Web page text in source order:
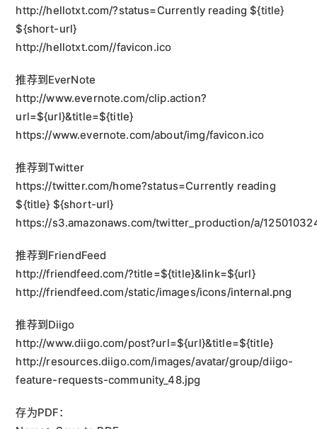
http://hellotxt.com/?status=Currently reading ${title}
${short-url}
http://hellotxt.com//favicon.ico
推荐到EverNote
http://www.evernote.com/clip.action?
url=${url}&title=${title}
https://www.evernote.com/about/img/favicon.ico
推荐到Twitter
https://twitter.com/home?status=Currently reading
${title} ${short-url}
https://s3.amazonaws.com/twitter_production/a/
推荐到FriendFeed
http://friendfeed.com/?title=${title}&link=${url}
http://friendfeed.com/static/images/icons/internal.png
推荐到Diigo
http://www.diigo.com/post?url=${url}&title=${title}
http://resources.diigo.com/images/avatar/group/diigo-
feature-requests-community_48.jpg
存为PDF：